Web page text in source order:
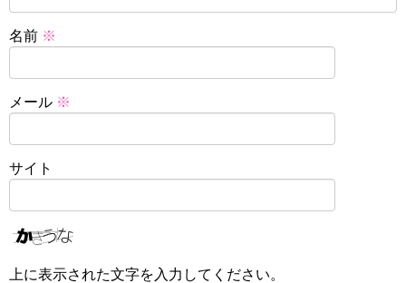
名前 ※
メール ※
サイト
上に表示された文字を入力してください。